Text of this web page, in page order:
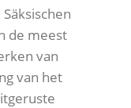
de meest
van
van het